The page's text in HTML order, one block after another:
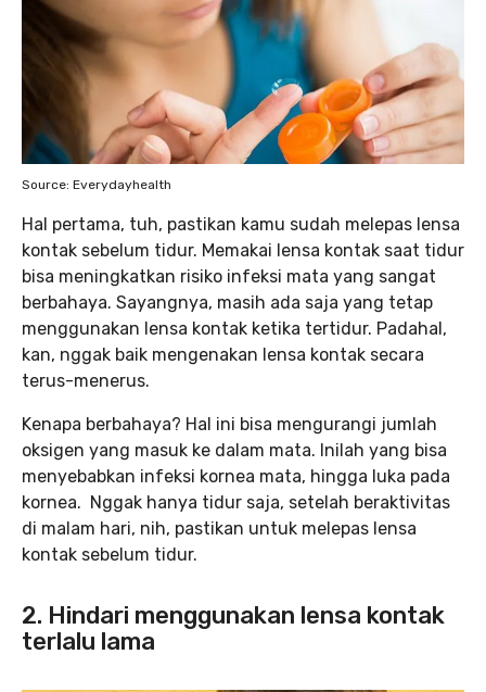
Source: Everydayhealth
Hal pertama, tuh, pastikan kamu sudah melepas lensa
kontak sebelum tidur. Memakai lensa kontak saat tidur
bisa meningkatkan risiko infeksi mata yang sangat
berbahaya. Sayangnya, masih ada saja yang tetap
menggunakan lensa kontak ketika tertidur. Padahal,
kan, nggak baik mengenakan lensa kontak secara
terus-menerus.
Kenapa berbahaya? Hal ini bisa mengurangi jumlah
oksigen yang masuk ke dalam mata. Inilah yang bisa
menyebabkan infeksi kornea mata, hingga luka pada
kornea. Nggak hanya tidur saja, setelah beraktivitas
di malam hari, nih, pastikan untuk melepas lensa
kontak sebelum tidur.
2. Hindari menggunakan lensa kontak
terlalu lama